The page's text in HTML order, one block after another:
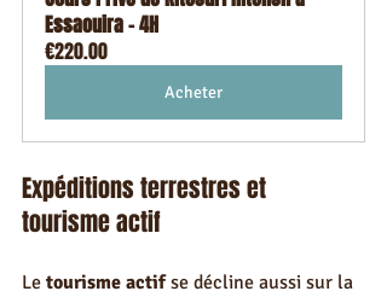
Essaouira – 4H
€220.00
Acheter
Expéditions terrestres et
tourisme actif
Le tourisme actif se décline aussi sur la